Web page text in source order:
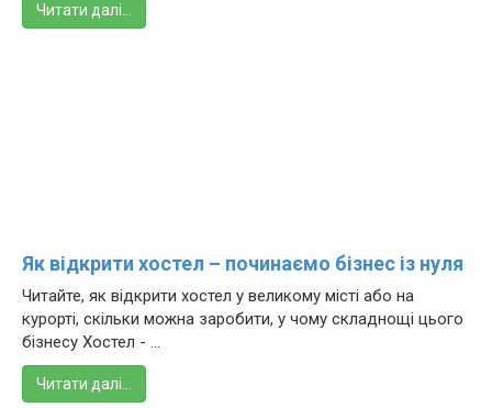
Читати далі…
Як відкрити хостел – починаємо бізнес із нуля
Читайте, як відкрити хостел у великому місті або на
курорті, скільки можна заробити, у чому складнощі цього
бізнесу Хостел - ...
Читати далі…